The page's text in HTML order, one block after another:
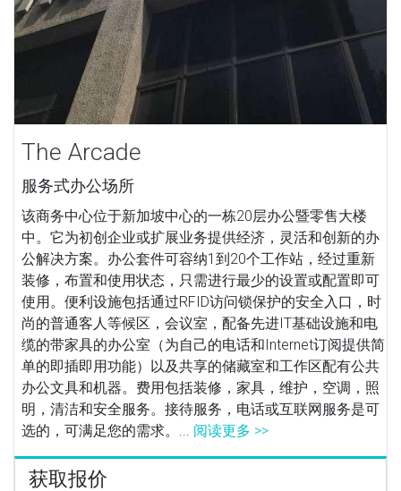
The Arcade
服务式办公场所
该商务中心位于新加坡中心的一栋20层办公暨零售大楼
中。它为初创企业或扩展业务提供经济，灵活和创新的办
公解决方案。办公套件可容纳1到20个工作站，经过重新
装修，布置和使用状态，只需进行最少的设置或配置即可
使用。便利设施包括通过RFID访问锁保护的安全入口，时
尚的普通客人等候区，会议室，配备先进IT基础设施和电
缆的带家具的办公室（为自己的电话和Internet订阅提供简
单的即插即用功能）以及共享的储藏室和工作区配有公共
办公文具和机器。费用包括装修，家具，维护，空调，照
明，清洁和安全服务。接待服务，电话或互联网服务是可
选的，可满足您的需求。... 阅读更多 >>
获取报价